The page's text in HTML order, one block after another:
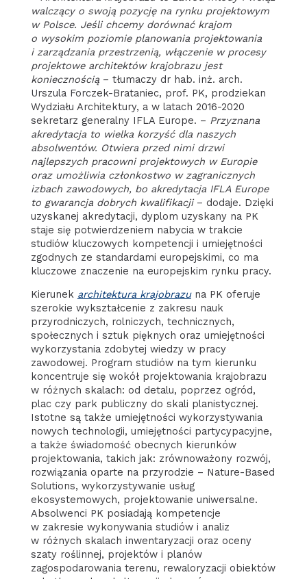
walczący o swoją pozycję na rynku projektowym
w Polsce. Jeśli chcemy dorównać krajom
o wysokim poziomie planowania projektowania
i zarządzania przestrzenią, włączenie w procesy
projektowe architektów krajobrazu jest
koniecznością– tłumaczy dr hab. inż. arch.
Urszula Forczek-Brataniec, prof. PK, prodziekan
Wydziału Architektury, a w latach 2016-2020
sekretarz generalny IFLA Europe. – Przyznana
akredytacja to wielka korzyść dla naszych
absolwentów. Otwiera przed nimi drzwi
najlepszych pracowni projektowych w Europie
oraz umożliwia członkostwo w zagranicznych
izbach zawodowych, bo akredytacja IFLA Europe
to gwarancja dobrych kwalifikacji – dodaje. Dzięki
uzyskanej akredytacji, dyplom uzyskany na PK
staje się potwierdzeniem nabycia w trakcie
studiów kluczowych kompetencji i umiejętności
zgodnych ze standardami europejskimi, co ma
kluczowe znaczenie na europejskim rynku pracy.
Kierunek architektura krajobrazuna PK oferuje
szerokie wykształcenie z zakresu nauk
przyrodniczych, rolniczych, technicznych,
społecznych i sztuk pięknych oraz umiejętności
wykorzystania zdobytej wiedzy w pracy
zawodowej. Program studiów na tym kierunku
koncentruje się wokół projektowania krajobrazu
w różnych skalach: od detalu, poprzez ogród,
plac czy park publiczny do skali planistycznej.
Istotne są także umiejętności wykorzystywania
nowych technologii, umiejętności partycypacyjne,
a także świadomość obecnych kierunków
projektowania, takich jak: zrównoważony rozwój,
rozwiązania oparte na przyrodzie – Nature-Based
Solutions, wykorzystywanie usług
ekosystemowych, projektowanie uniwersalne.
Absolwenci PK posiadają kompetencje
w zakresie wykonywania studiów i analiz
w różnych skalach inwentaryzacji oraz oceny
szaty roślinnej, projektów i planów
zagospodarowania terenu, rewaloryzacji obiektów